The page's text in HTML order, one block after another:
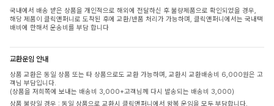
국내에서 배송 받은 상품을 개인적으로 해외에 전달하신 후 불량제품으로 확인되었을 경우,
해당 제품이 클릭앤퍼니로 도착된 후에 교환/반품 처리가 가능하며, 클릭앤퍼니에서는 국내택
배비에 한해서 운송비를 부담 합니다
교환운임 안내
상품 교환은 동일 상품 또는 타 상품으로도 교환 가능하며, 교환시 교환배송비 6,000원은 고
객님 부담입니다.
(상품을 저희쪽에 보내는 배송비 3,000+고객님께 다시 발송되는 배송비 3,000)
상품 불량일 경우 : 동일 상품으로 교환시 클릭앤퍼니에서 왕복 운임을 모두 부담합니다.